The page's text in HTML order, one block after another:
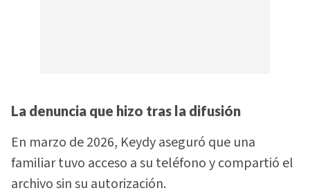
La denuncia que hizo tras la difusión
En marzo de 2026, Keydy aseguró que una
familiar tuvo acceso a su teléfono y compartió el
archivo sin su autorización.